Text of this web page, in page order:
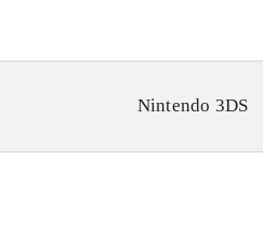
Nintendo 3DS